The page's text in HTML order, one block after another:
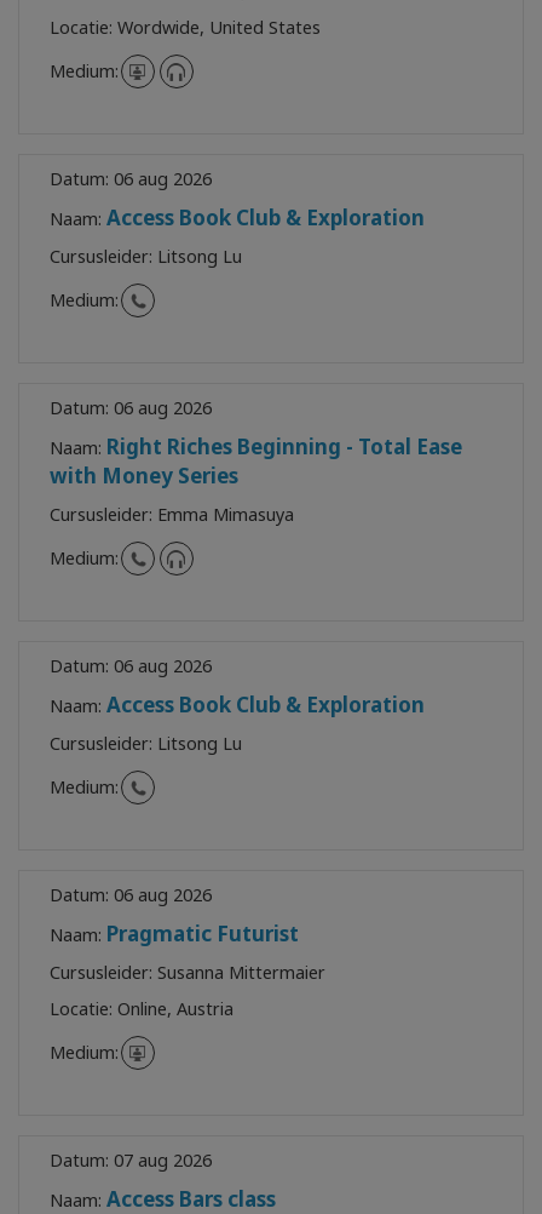
Locatie: Wordwide, United States
Medium:
Datum: 06 aug 2026
Naam: Access Book Club & Exploration
Cursusleider: Litsong Lu
Medium:
Datum: 06 aug 2026
Naam: Right Riches Beginning - Total Ease
with Money Series
Cursusleider: Emma Mimasuya
Medium:
Datum: 06 aug 2026
Naam: Access Book Club & Exploration
Cursusleider: Litsong Lu
Medium:
Datum: 06 aug 2026
Naam: Pragmatic Futurist
Cursusleider: Susanna Mittermaier
Locatie: Online, Austria
Medium:
Datum: 07 aug 2026
Naam: Access Bars class